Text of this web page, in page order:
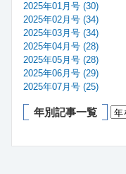
2025年01月号 (30)
2025年02月号 (34)
2025年03月号 (34)
2025年04月号 (28)
2025年05月号 (28)
2025年06月号 (29)
2025年07月号 (25)
年別記事一覧